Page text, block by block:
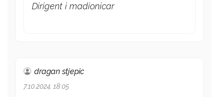
Dirigent i madionicar
dragan stjepic
7.10.2024. 18:05